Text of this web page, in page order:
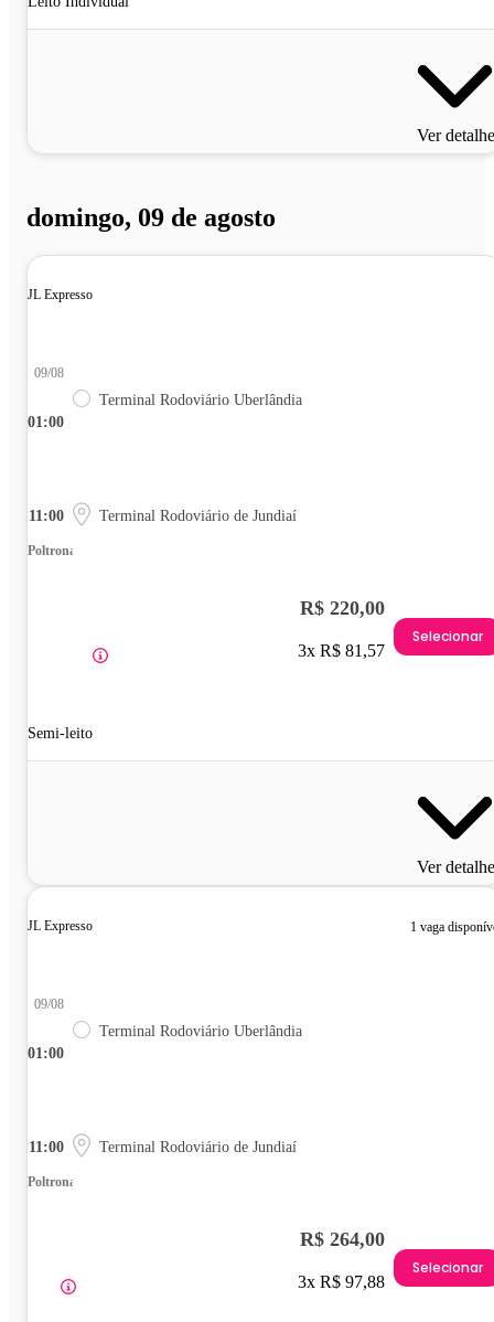
Ver
domingo, 09 de agosto
JL Expresso
01:00
09/08
Terminal Rodoviário Uberlândia
11:00 Terminal Rodoviário de Jundiaí
Poltrona
Semi-leito
R$ 220,00
3x R$ 81,57
Selecionar
Ver
JL Expresso 1 vaga
01:00
09/08
Terminal Rodoviário Uberlândia
11:00 Terminal Rodoviário de Jundiaí
Poltrona
R$ 264,00
3x R$ 97,88
Selecionar